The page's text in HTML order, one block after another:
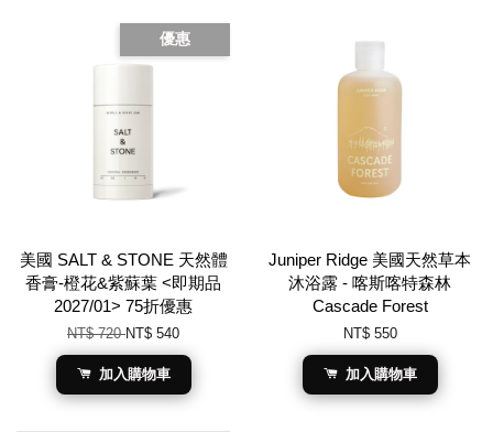
優惠
美國 SALT & STONE 天然體
香膏-橙花&紫蘇葉 <即期品
2027/01> 75折優惠
NT$ 720NT$ 540
加入購物車
Juniper Ridge 美國天然草本
沐浴露 - 喀斯喀特森林
Cascade Forest
NT$ 550
加入購物車